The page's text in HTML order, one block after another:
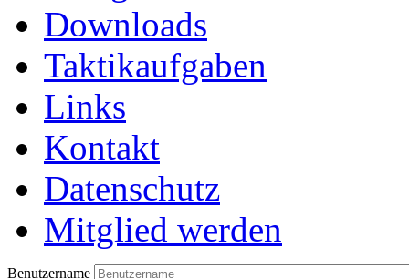
Downloads
Taktikaufgaben
Links
Kontakt
Datenschutz
Mitglied werden
Benutzername